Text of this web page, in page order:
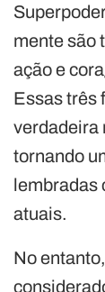
mente são
ação e
Essas três
verdadeira
tornando
lembradas
atuais.
No